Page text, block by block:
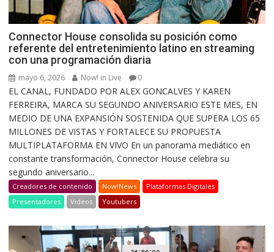
Connector House consolida su posición como
referente del entretenimiento latino en streaming
con una programación diaria
mayo 6, 2026 Now! in Live 0
EL CANAL, FUNDADO POR ALEX GONCALVES Y KAREN
FERREIRA, MARCA SU SEGUNDO ANIVERSARIO ESTE MES, EN
MEDIO DE UNA EXPANSIÓN SOSTENIDA QUE SUPERA LOS 65
MILLONES DE VISTAS Y FORTALECE SU PROPUESTA
MULTIPLATAFORMA EN VIVO En un panorama mediático en
constante transformación, Connector House celebra su
segundo aniversario...
Creadores de contenido Now!News
Plataformas Digitales
Presentadores
Videos Youtubers